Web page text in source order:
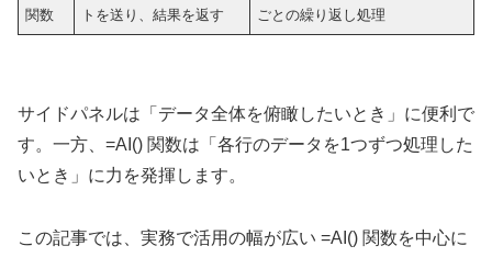
関数
トを送り、結果を返す
ごとの繰り返し処理
サイドパネルは「データ全体を俯瞰したいとき」に便利で
す。一方、=AI() 関数は「各行のデータを1つずつ処理した
いとき」に力を発揮します。
この記事では、実務で活用の幅が広い =AI() 関数を中心に